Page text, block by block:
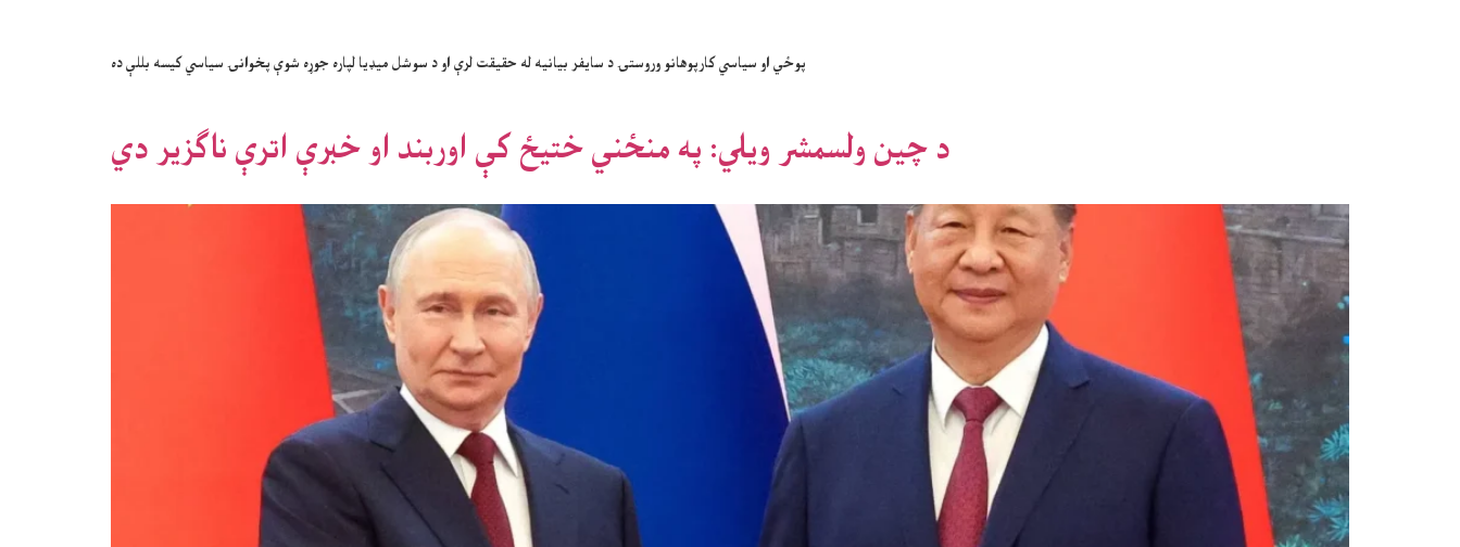
پوځي او سیاسي کارپوهانو وروستۍ د سایفر بیانیه له حقیقت لرې او د سوشل میډیا لپاره جوړه شوې پخوانۍ سیاسي کیسه بللې ده
د چین ولسمشر ویلي: په منځني ختیځ کې اوربند او خبرې اترې ناگزیر دي